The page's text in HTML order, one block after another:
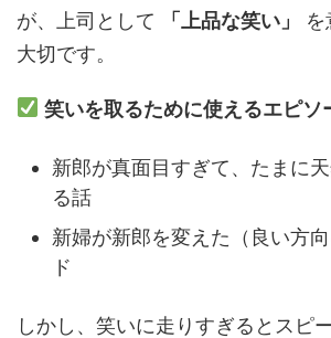
が、上司として
「上品な笑い」
大切です。
笑いを取るために使えるエピソ
新郎が真面目すぎて、たまに
る話
新婦が新郎を変えた（良い方
ド
しかし、笑いに走りすぎるとスピ